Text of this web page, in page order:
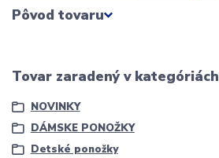
Pôvod tovaru
Tovar zaradený v kategóriách
NOVINKY
DÁMSKE PONOŽKY
Detské ponožky